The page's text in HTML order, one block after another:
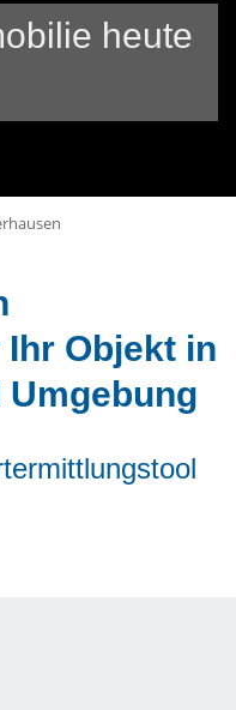
heute
Objekt in